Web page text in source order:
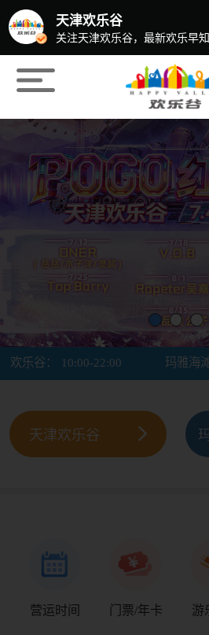
天津欢乐谷
关注天津欢乐谷，最新欢乐早知
欢乐谷： 10:00-22:00 玛雅海
天津欢乐谷
营运时间 门票/年卡 游